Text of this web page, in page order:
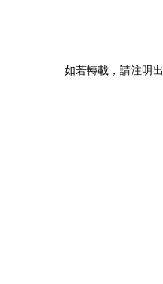
如若轉載，請注